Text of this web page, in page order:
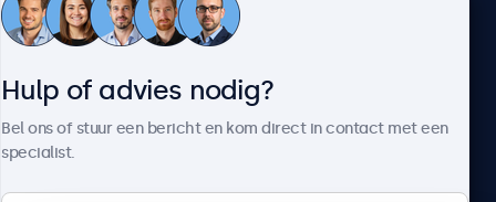
Klantenservice
Hulp of advies nodig?
Bel ons of stuur een bericht en kom direct in contact met een
specialist.